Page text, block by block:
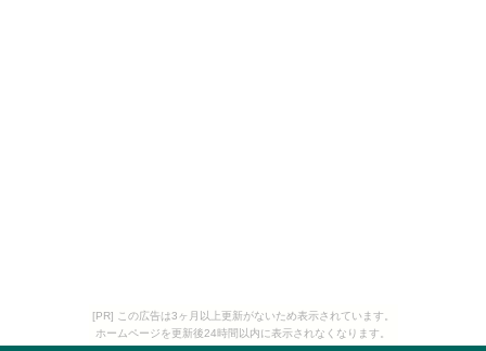
[PR] この広告は3ヶ月以上更新がないため表示されています。
ホームページを更新後24時間以内に表示されなくなります。